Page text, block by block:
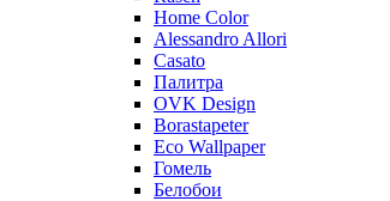
Home Color
Alessandro Allori
Casato
Палитра
OVK Design
Borastapeter
Eco Wallpaper
Гомель
Белобои